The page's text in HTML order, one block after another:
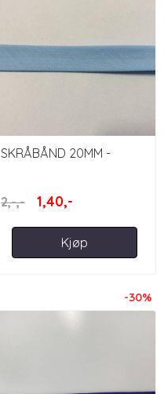
SKRÅBÅND 20MM -
2,-,-
1,40,-
Kjøp
-30%